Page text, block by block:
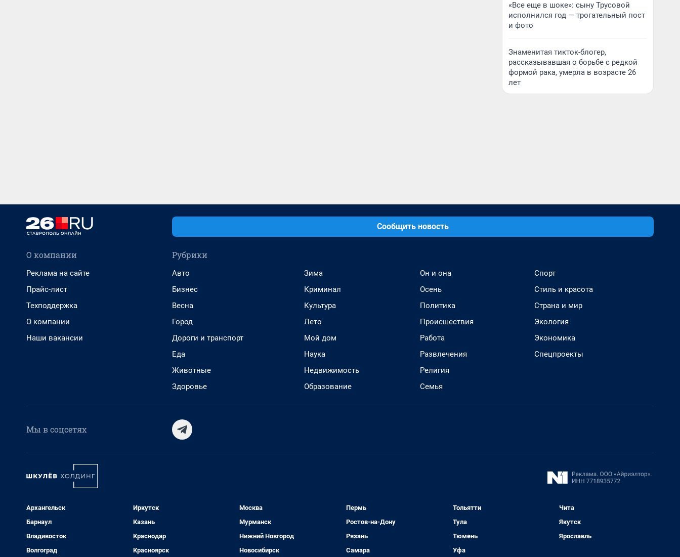
«Все еще в шоке»: сыну Трусовой
исполнился год — трогательный пост
и фото
Знаменитая тикток-блогер,
рассказывавшая о борьбе с редкой
формой рака, умерла в возрасте 26
лет
Сообщить новость
О компании
Реклама на сайте
Прайс-лист
Техподдержка
О компании
Наши вакансии
Рубрики
Авто
Бизнес
Весна
Город
Дороги и транспорт
Еда
Животные
Здоровье
Зима
Криминал
Культура
Лето
Мой дом
Наука
Недвижимость
Образование
Он и она
Осень
Политика
Происшествия
Работа
Развлечения
Религия
Семья
Спорт
Стиль и красота
Страна и мир
Экология
Экономика
Спецпроекты
Мы в соцсетях
Архангельск
Барнаул
Владивосток
Волгоград
Иркутск
Казань
Краснодар
Красноярск
Москва
Мурманск
Нижний Новгород
Новосибирск
Пермь
Ростов-на-Дону
Рязань
Самара
Тольятти
Тула
Тюмень
Уфа
Чита
Якутск
Ярославль